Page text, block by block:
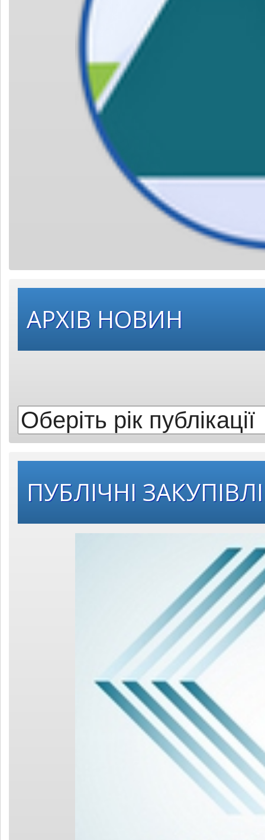
АРХІВ НОВИН
Оберіть
рік
публікації:
ПУБЛІЧНІ ЗАКУПІВЛІ